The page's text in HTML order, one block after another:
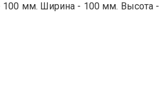
100 мм. Ширина - 100 мм. Высота -